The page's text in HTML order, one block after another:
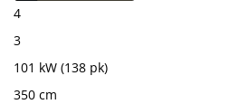
4
3
101 kW (138 pk)
350 cm